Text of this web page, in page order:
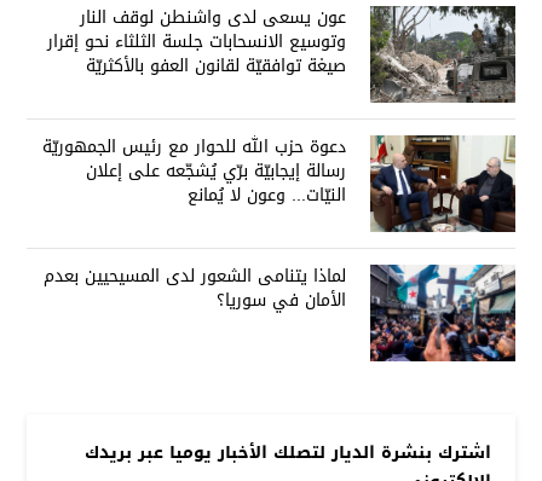
عون يسعى لدى واشنطن لوقف النار
وتوسيع الانسحابات جلسة الثلثاء نحو إقرار
صيغة توافقيّة لقانون العفو بالأكثريّة
دعوة حزب الله للحوار مع رئيس الجمهوريّة
رسالة إيجابيّة برّي يُشجّعه على إعلان
النيّات... وعون لا يُمانع
لماذا يتنامى الشعور لدى المسيحيين بعدم
الأمان في سوريا؟
اشترك بنشرة الديار لتصلك الأخبار يوميا عبر بريدك